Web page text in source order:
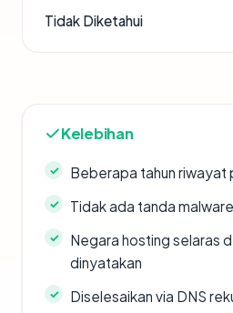
Tidak Diketahui
Kelebihan
Beberapa tahun riwayat
Tidak ada tanda malware
Negara hosting selaras
dinyatakan
Diselesaikan via DNS